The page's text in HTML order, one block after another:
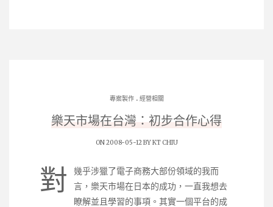
專案製作. 經營相關
樂天市場在台灣：初步合作心得
ON 2008-05-12 BYKT CHIU
對
幾乎涉獵了電子商務大部份領域的我而
言，樂天市場在日本的成功，一直我想去
瞭解並且學習的事項。其實一個平台的成